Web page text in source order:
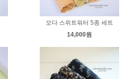
모다 스위트워터 5종 세트
14,000원